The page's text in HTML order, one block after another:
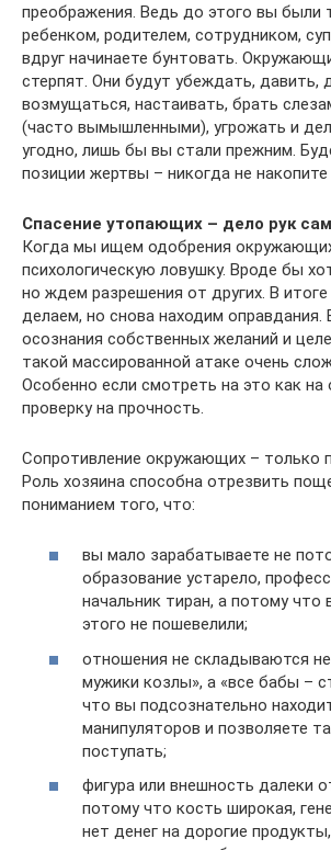
преображения. Ведь до этого вы были
ребенком, родителем, сотрудником,
вдруг начинаете бунтовать.
стерпят. Они будут убеждать, давить,
возмущаться, настаивать, брать
(часто вымышленными), угрожать и
угодно, лишь бы вы стали прежним.
позиции жертвы – никогда не накопите
Спасение утопающих – дело рук
Когда мы ищем одобрения
психологическую ловушку. Вроде бы
но ждем разрешения от других. В
делаем, но снова находим оправдания.
осознания собственных желаний и
такой массированной атаке очень
Особенно если смотреть на это как на
проверку на прочность.
Сопротивление окружающих – только
Роль хозяина способна отрезвить
пониманием того, что:
вы мало зарабатываете не
образование устарело,
начальник тиран, а потому что
этого не пошевелили;
отношения не складываются
мужики козлы», а «все бабы –
что вы подсознательно
манипуляторов и позволяете
поступать;
фигура или внешность далеки
потому что кость широкая,
нет денег на дорогие